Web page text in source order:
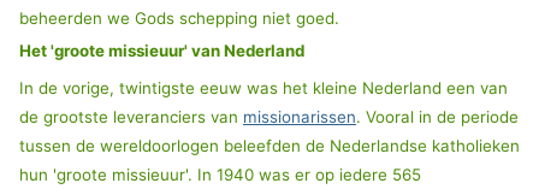
beheerden we Gods schepping niet goed.
Het 'groote missieuur' van Nederland
In de vorige, twintigste eeuw was het kleine Nederland een van
de grootste leveranciers van missionarissen. Vooral in de periode
tussen de wereldoorlogen beleefden de Nederlandse katholieken
hun 'groote missieuur'. In 1940 was er op iedere 565